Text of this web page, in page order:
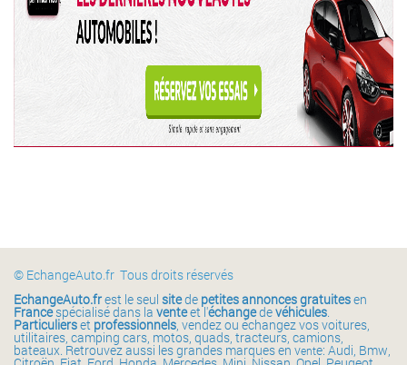
© EchangeAuto.fr Tous droits réservés
EchangeAuto.frest le seul sitede petites annonces gratuitesen
Francespécialisé dans la venteet l'échangedevéhicules.
Particulierset professionnels, vendez ou échangez vos voitures,
utilitaires, camping cars, motos, quads, tracteurs, camions,
bateaux. Retrouvez aussi les grandes marques en vente: Audi, Bmw,